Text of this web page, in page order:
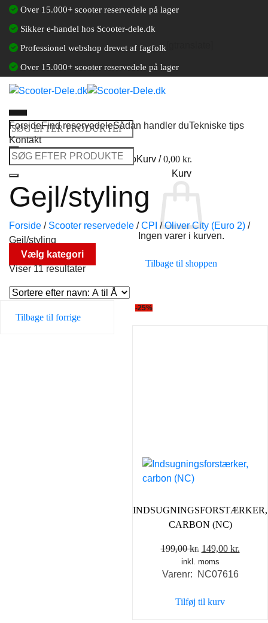
Fortsæt
indhold
Over 15.000+ scooter reservedele på lager
Sikker e-handel hos Scooter-dele.dk
Professionel webshop drevet af fagfolk
Over 15.000+ scooter reservedele på lager
Søg
efter:
Log ind / Opret en kundekontoKurv /0,00 kr.
Kurv
Ingen varer i kurven.
Tilbage til shoppen
ForsideFind reservedeleSådan handler duTekniske tips
Kontakt
Søg
efter:
Gejl/styling
Forside / Scooter reservedele / CPI / Oliver City (Euro 2) /
Gejl/styling
Vælg kategori
Viser 11 resultater
Tilbage til forrige
-25%
INDSUGNINGSFORSTÆRKER,
CARBON (NC)
199,00kr. Den
oprindelige
pris
199,00 kr..
149,00 kr.
inkl. moms
Varenr: NC07616
Tilføj til kurv